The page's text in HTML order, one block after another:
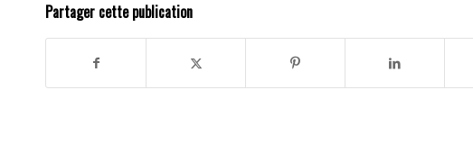
Partager cette publication